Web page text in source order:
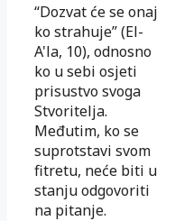
“Dozvat će se onaj
ko strahuje” (El-
A'la, 10), odnosno
ko u sebi osjeti
prisustvo svoga
Stvoritelja.
Međutim, ko se
suprotstavi svom
fitretu, neće biti u
stanju odgovoriti
na pitanje.